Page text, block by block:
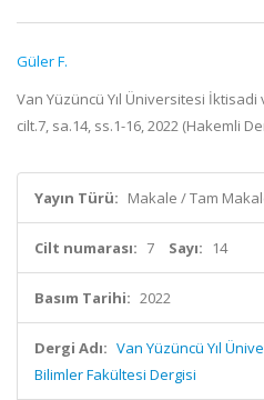
Güler F.
Van Yüzüncü Yıl Üniversitesi
cilt.7, sa.14, ss.1-16, 2022 (Hakemli
Yayın Türü: Makale / Tam
Cilt numarası: 7 Sayı: 14
Basım Tarihi: 2022
Dergi Adı: Van Yüzüncü Yıl
Bilimler Fakültesi Dergisi